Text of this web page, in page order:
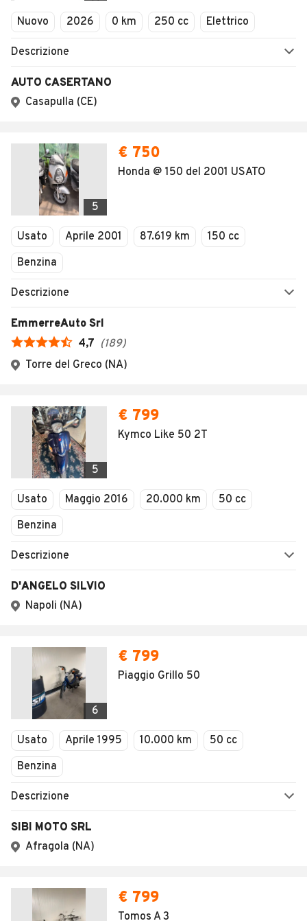
Nuovo 2026 0 km 250 cc Elettrico
Descrizione
AUTO CASERTANO
Casapulla (CE)
5
€ 750
Honda @ 150 del 2001 USATO
Usato Aprile 2001 87.619 km
150 cc
Benzina
Descrizione
EmmerreAuto Srl
4,7 (189)
Torre del Greco (NA)
5
€ 799
Kymco Like 50 2T
Usato Maggio 2016 20.000 km
50 cc
Benzina
Descrizione
D'ANGELO SILVIO
Napoli (NA)
6
€ 799
Piaggio Grillo 50
Usato Aprile 1995 10.000 km
50 cc
Benzina
Descrizione
SIBI MOTO SRL
Afragola (NA)
€ 799
Tomos A 3